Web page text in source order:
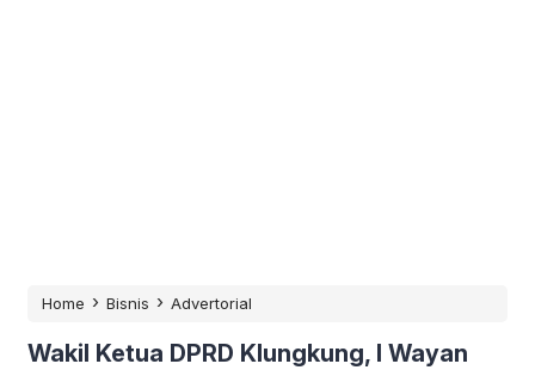
Home › Bisnis › Advertorial
Wakil Ketua DPRD Klungkung, I Wayan